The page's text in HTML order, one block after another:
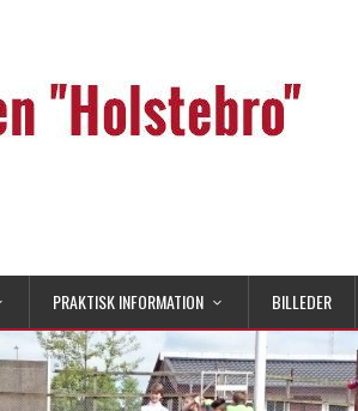
PRAKTISK INFORMATION BILLEDER